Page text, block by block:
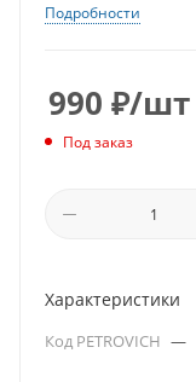
Подробности
990 ₽/шт
Под заказ
Характеристики
Код PETROVICH —